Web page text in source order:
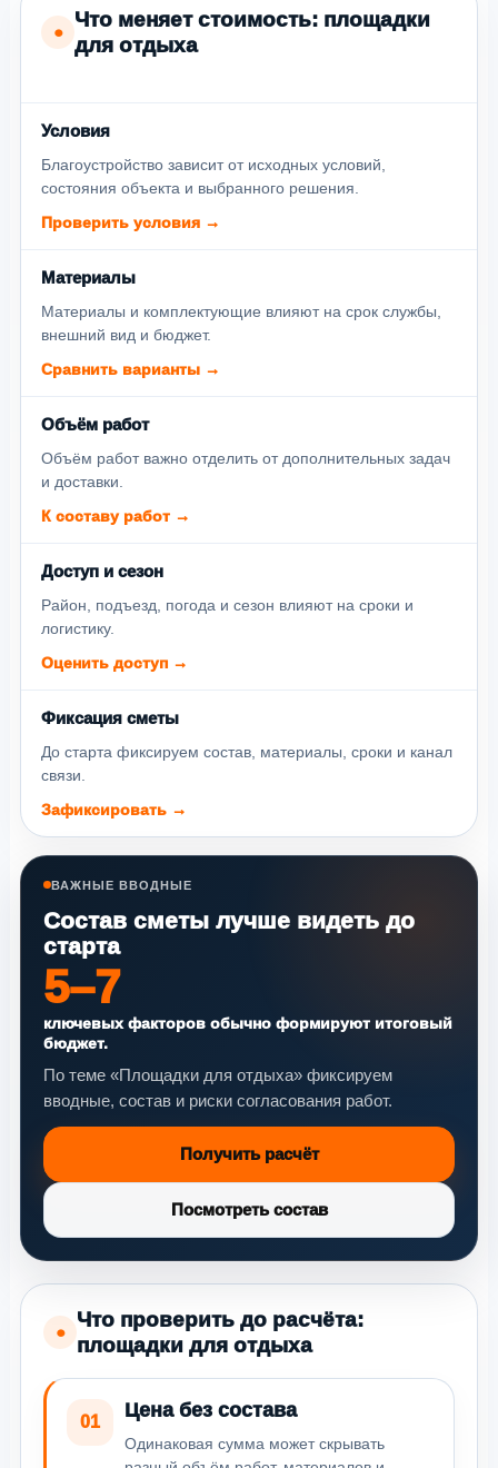
●
Что меняет стоимость: площадки
для отдыха
Условия
Благоустройство зависит от исходных условий,
состояния объекта и выбранного решения.
Проверить условия →
Материалы
Материалы и комплектующие влияют на срок службы,
внешний вид и бюджет.
Сравнить варианты →
Объём работ
Объём работ важно отделить от дополнительных задач
и доставки.
К составу работ →
Доступ и сезон
Район, подъезд, погода и сезон влияют на сроки и
логистику.
Оценить доступ →
Фиксация сметы
До старта фиксируем состав, материалы, сроки и канал
связи.
Зафиксировать →
ВАЖНЫЕ ВВОДНЫЕ
Состав сметы лучше видеть до
старта
5–7
ключевых факторов обычно формируют итоговый
бюджет.
По теме «Площадки для отдыха» фиксируем
вводные, состав и риски согласования работ.
Получить расчёт
Посмотреть состав
●
Что проверить до расчёта:
площадки для отдыха
01
Цена без состава
Одинаковая сумма может скрывать